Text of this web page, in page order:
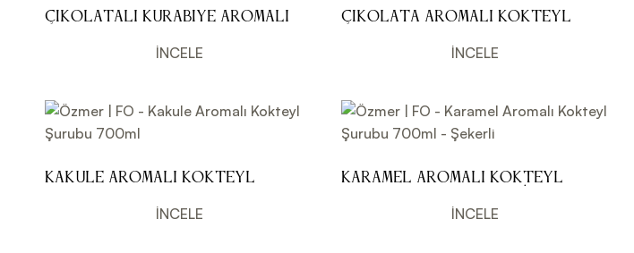
Çikolatalı Kurabiye Aromalı
İNCELE
Çikolata Aromalı Kokteyl
İNCELE
Kakule Aromalı Kokteyl
İNCELE
Karamel Aromalı Kokteyl
İNCELE